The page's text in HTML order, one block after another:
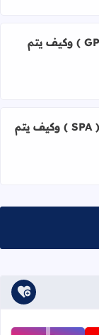
ما هو المعدل العام ( GPA ) وكيف يتم
ما هو المعدل الفصلي ( SPA ) وكيف يتم